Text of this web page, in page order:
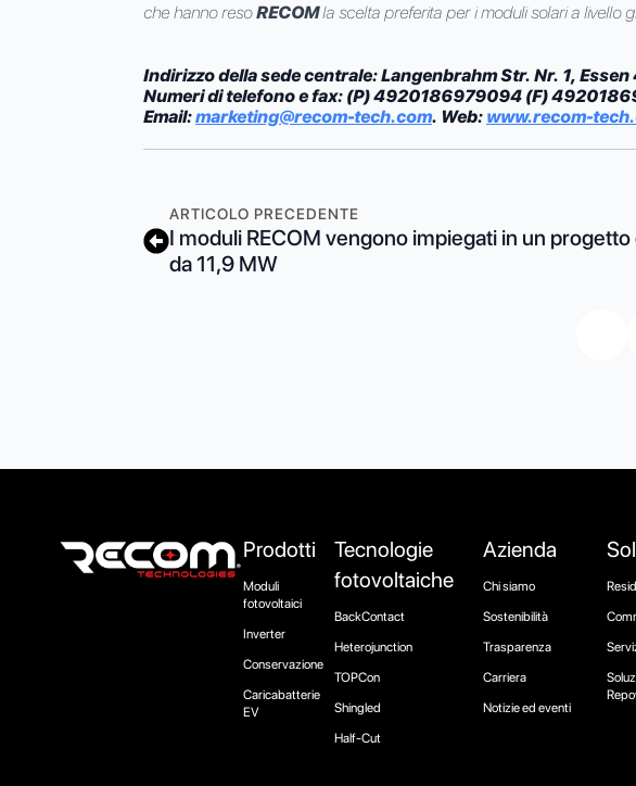
che hanno resoRECOMla scelta preferita per i moduli solari a livello
Indirizzo della sede centrale: Langenbrahm Str. Nr. 1,
Numeri di telefono e fax: (P) 4920186979094 (F)
Email:marketing@recom-tech.com. Web: www.recom-
ARTICOLO PRECEDENTE
I moduli RECOM vengono impiegati in un
da 11,9 MW
Prodotti
Moduli
fotovoltaici
Inverter
Conservazione
Caricabatterie
EV
Tecnologie
fotovoltaiche
BackContact
Heterojunction
TOPCon
Shingled
Half-Cut
Azienda
Chi siamo
Sostenibilità
Trasparenza
Carriera
Notizie ed eventi